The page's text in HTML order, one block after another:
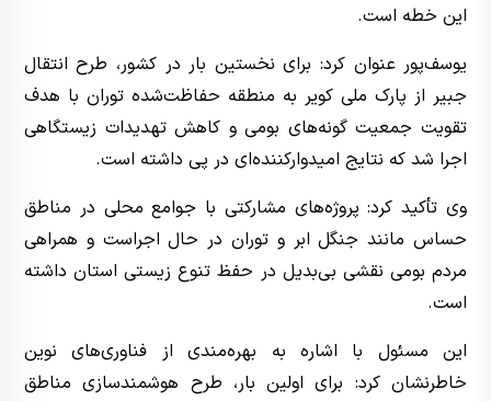
این خطه است.
یوسف‌پور عنوان کرد: برای نخستین بار در کشور، طرح انتقال
جبیر از پارک ملی کویر به منطقه حفاظت‌شده توران با هدف
تقویت جمعیت گونه‌های بومی و کاهش تهدیدات زیستگاهی
اجرا شد که نتایج امیدوارکننده‌ای در پی داشته است.
وی تأکید کرد: پروژه‌های مشارکتی با جوامع محلی در مناطق
حساس مانند جنگل ابر و توران در حال اجراست و همراهی
مردم بومی نقشی بی‌بدیل در حفظ تنوع زیستی استان داشته
است.
این مسئول با اشاره به بهره‌مندی از فناوری‌های نوین
خاطرنشان کرد: برای اولین بار، طرح هوشمندسازی مناطق